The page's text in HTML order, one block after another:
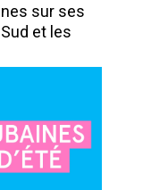
sur ses
et les